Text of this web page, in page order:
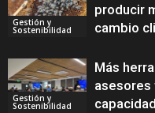
Gestión y
Sostenibilidad
producir
cambio
Gestión y
Sostenibilidad
Más